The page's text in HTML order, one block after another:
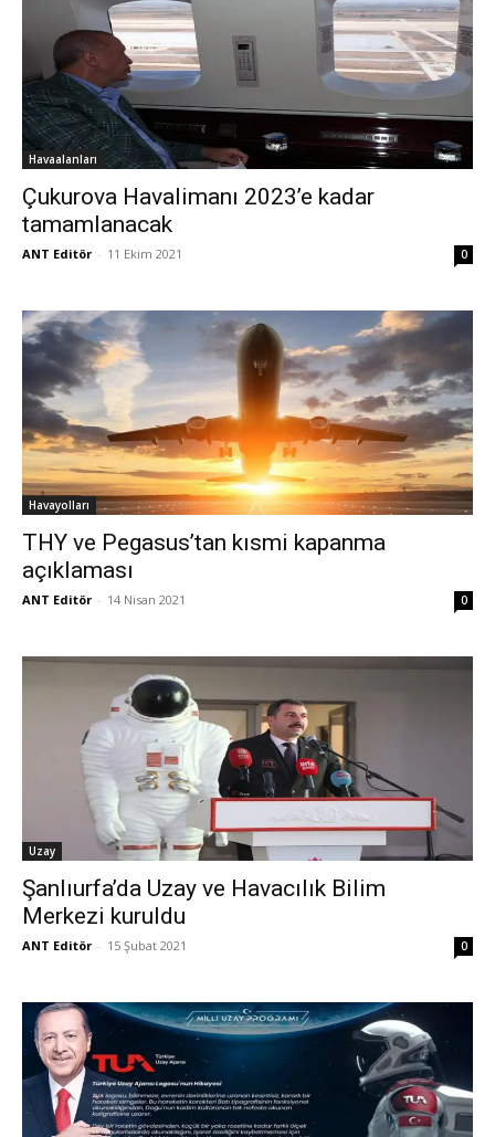
Havaalanları
Çukurova Havalimanı 2023’e kadar
tamamlanacak
ANT Editör - 11 Ekim 2021 0
Havayolları
THY ve Pegasus’tan kısmi kapanma
açıklaması
ANT Editör - 14 Nisan 2021 0
Uzay
Şanlıurfa’da Uzay ve Havacılık Bilim
Merkezi kuruldu
ANT Editör - 15 Şubat 2021 0